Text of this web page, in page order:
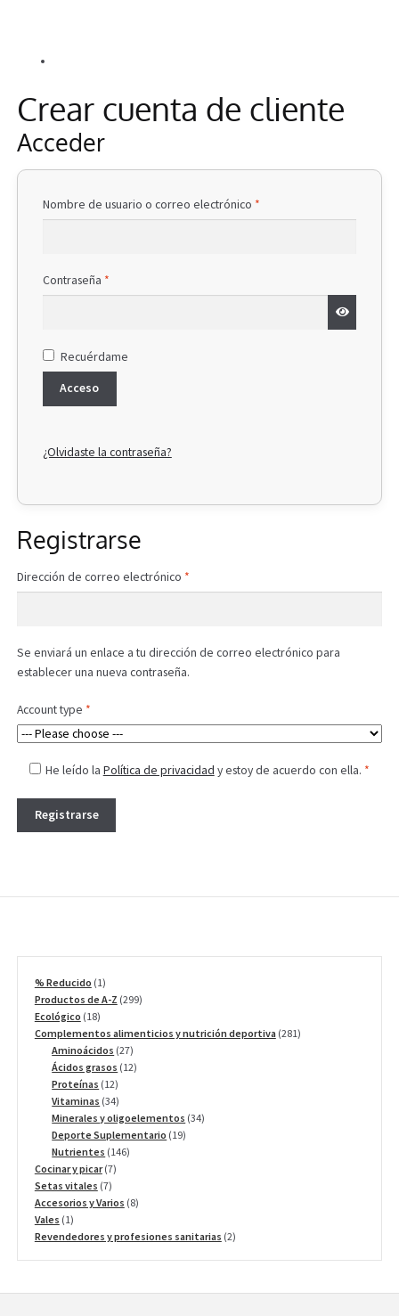
Crear cuenta de cliente
Acceder
Nombre de usuario o correo electrónico *Obligatorio
Contraseña *Obligatorio
Recuérdame
Acceso
¿Olvidaste la contraseña?
Registrarse
Dirección de correo electrónico *
Se enviará un enlace a tu dirección de correo electrónico para
establecer una nueva contraseña.
Account type *
He leído la Política de privacidad y estoy de acuerdo con ella. *
Registrarse
% Reducido 11
producto
Productos de A-Z 299299
Ecológico 1818
productos
Complementos alimenticios y nutrición deportiva 281281
Aminoácidos 2727
productos
Ácidos grasos 1212
Proteínas 1212
productos
Vitaminas 3434
productos
Minerales y oligoelementos 3434
Deporte Suplementario 1919
Nutrientes 146146
Cocinar y picar 77
Setas vitales 77
productos
Accesorios y Varios 88
Vales 11
producto
Revendedores y profesiones sanitarias 22